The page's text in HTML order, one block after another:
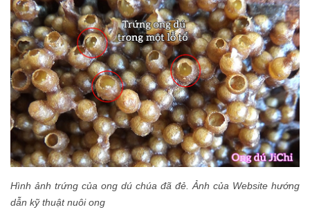
Hình ảnh trứng của ong dú chúa đã đẻ. Ảnh của Website hướng
dẫn kỹ thuật nuôi ong